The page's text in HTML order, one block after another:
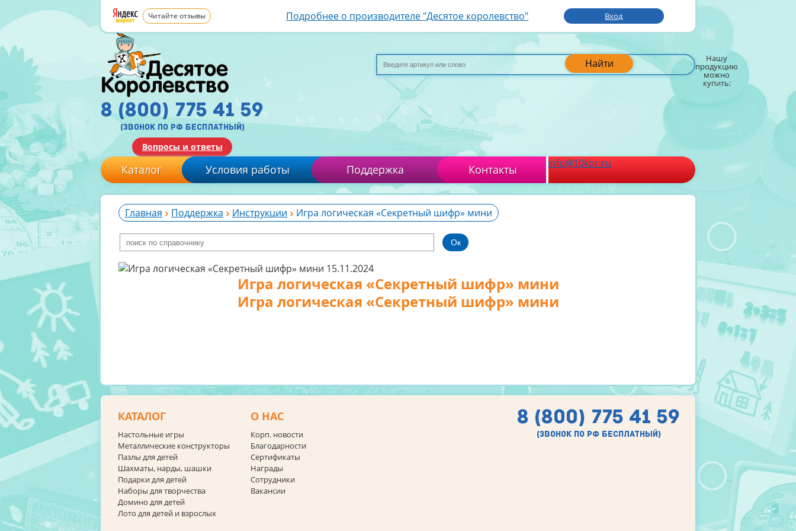
Читайте отзывы Подробнее о производителе "Десятое королевство" Вход
Найти Нашу
продукцию
можно
купить:
8 (800) 775 41 59
(звонок по рф бесплатный)
Вопросы и ответы
Каталог Условия работы Поддержка Контакты info@10kor.ru
Главная Поддержка Инструкции Игра логическая «Секретный шифр» мини
15.11.2024
Игра логическая «Секретный шифр» мини
Игра логическая «Секретный шифр» мини
КАТАЛОГ
Настольные игры
Металлические конструкторы
Пазлы для детей
Шахматы, нарды, шашки
Подарки для детей
Наборы для творчества
Домино для детей
Лото для детей и взрослых
О НАС
Корп. новости
Благодарности
Сертификаты
Награды
Сотрудники
Вакансии
8 (800) 775 41 59
(звонок по рф бесплатный)